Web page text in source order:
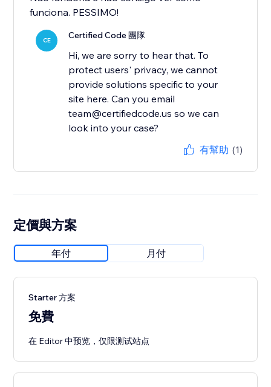
funciona. PESSIMO!
CE Certified Code 團隊
Hi, we are sorry to hear that. To
protect users' privacy, we cannot
provide solutions specific to your
site here. Can you email
team@certifiedcode.us so we can
look into your case?
有幫助 (1)
定價與方案
年付 月付
Starter 方案
免費
在 Editor 中预览，仅限测试站点